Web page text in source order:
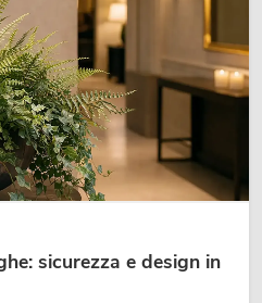
sicurezza e design in